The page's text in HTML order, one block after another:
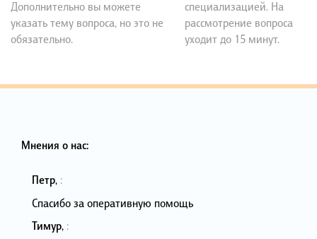
Дополнительно вы можете
указать тему вопроса, но это не
обязательно.
специализацией. На
рассмотрение вопроса
уходит до 15 минут.
Мнения о нас:
Петр, :
Спасибо за оперативную помощь
Тимур, :